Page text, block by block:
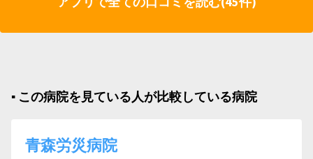
▪︎ この病院を見ている人が比較している病院
青森労災病院